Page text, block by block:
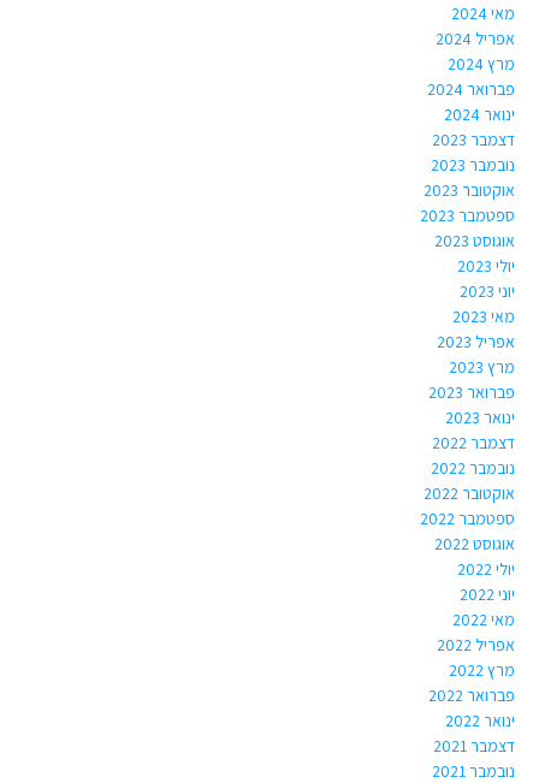
מאי 2024
אפריל 2024
מרץ 2024
פברואר 2024
ינואר 2024
דצמבר 2023
נובמבר 2023
אוקטובר 2023
ספטמבר 2023
אוגוסט 2023
יולי 2023
יוני 2023
מאי 2023
אפריל 2023
מרץ 2023
פברואר 2023
ינואר 2023
דצמבר 2022
נובמבר 2022
אוקטובר 2022
ספטמבר 2022
אוגוסט 2022
יולי 2022
יוני 2022
מאי 2022
אפריל 2022
מרץ 2022
פברואר 2022
ינואר 2022
דצמבר 2021
נובמבר 2021